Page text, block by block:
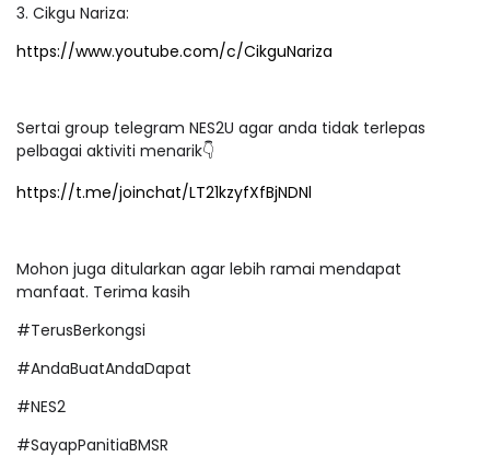
3. Cikgu Nariza:
https://www.youtube.com/c/CikguNariza
Sertai group telegram NES2U agar anda tidak terlepas
pelbagai aktiviti menarik👇
https://t.me/joinchat/LT21kzyfXfBjNDNl
Mohon juga ditularkan agar lebih ramai mendapat
manfaat. Terima kasih
#TerusBerkongsi
#AndaBuatAndaDapat
#NES2
#SayapPanitiaBMSR